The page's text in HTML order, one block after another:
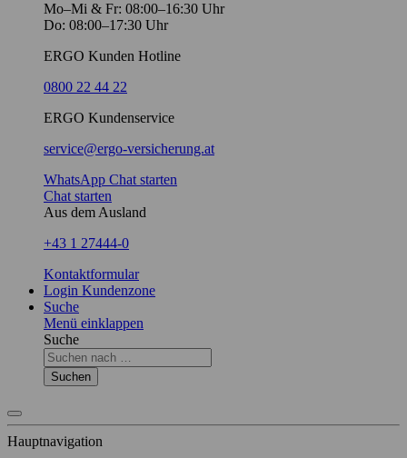
Mo–Mi & Fr: 08:00–16:30 Uhr
Do: 08:00–17:30 Uhr
ERGO Kunden Hotline
0800 22 44 22
ERGO Kundenservice
service@ergo-versicherung.at
WhatsApp Chat starten
Chat starten
Aus dem Ausland
+43 1 27444-0
Kontaktformular
Login Kundenzone
Suche
Menü einklappen
Suche
Suchen
Hauptnavigation